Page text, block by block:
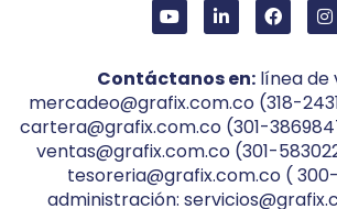
Contáctanos en: línea de
mercadeo@grafix.com.co (318-
cartera@grafix.com.co (301-
ventas@grafix.com.co (301-
tesoreria@grafix.com.co (
administración: